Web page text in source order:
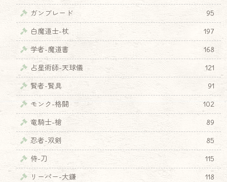
ガンブレード
95
白魔道士-杖
197
学者-魔道書
168
占星術師-天球儀
121
賢者-賢具
91
モンク-格闘
102
竜騎士-槍
89
忍者-双剣
85
侍-刀
115
リーパー-大鎌
118